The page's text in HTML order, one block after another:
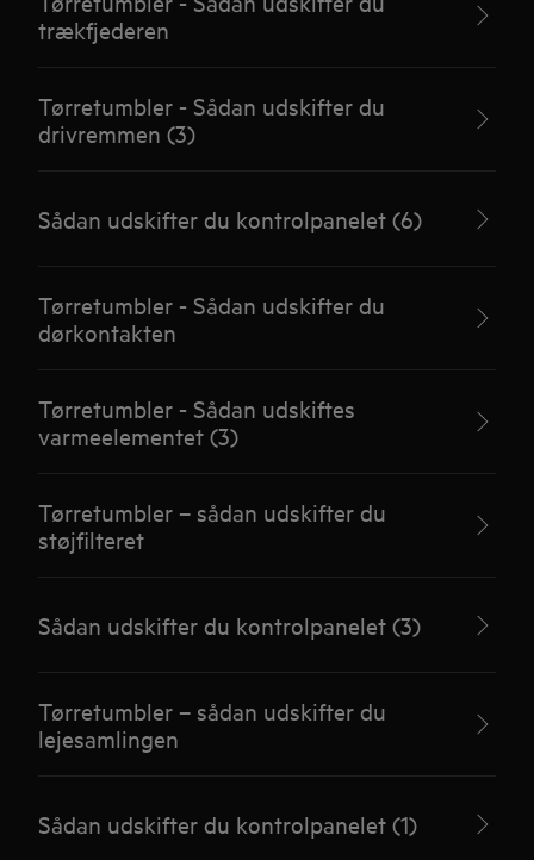
trækfjederen
Tørretumbler - Sådan udskifter du
drivremmen (3)
Sådan udskifter du kontrolpanelet (6)
Tørretumbler - Sådan udskifter du
dørkontakten
Tørretumbler - Sådan udskiftes
varmeelementet (3)
Tørretumbler – sådan udskifter du
støjfilteret
Sådan udskifter du kontrolpanelet (3)
Tørretumbler – sådan udskifter du
lejesamlingen
Sådan udskifter du kontrolpanelet (1)